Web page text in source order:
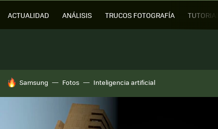
ACTUALIDAD ANÁLISIS TRUCOS FOTOGRAFÍA
HOY SE HABLA DE
Samsung Fotos Inteligencia artificial